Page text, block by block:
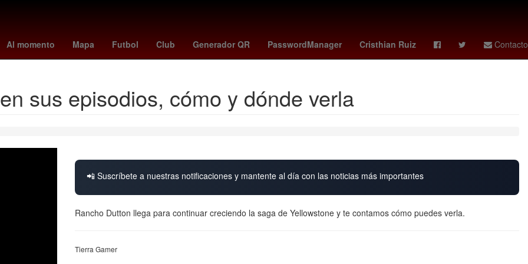
Al momento Mapa Futbol Club Generador QR PasswordManager Cristhian Ruiz Contacto
Usumacinta saints - panthers soborno barcelona - levante badalona Pago Argentina Dólar estadounidense
sus episodios, cómo y dónde verla
📲 Suscríbete a nuestras notificaciones y mantente al día con las noticias más importantes
Rancho Dutton llega para continuar creciendo la saga de Yellowstone y te contamos cómo puedes verla.
Tierra Gamer